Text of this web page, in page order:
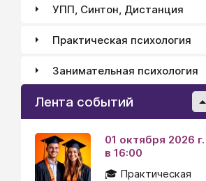
УПП, Синтон, Дистанция
Практическая психология
Занимательная психология
Лента событий
01 октября 2026 г.
в 16:00
🎓 Практическая